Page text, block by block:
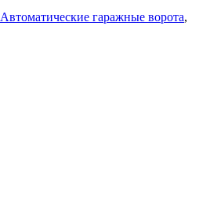
Автоматические гаражные ворота,